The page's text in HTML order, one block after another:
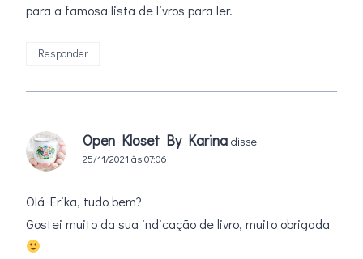
para a famosa lista de livros para ler.
Responder
Open Kloset By Karina disse:
25/11/2021 às 07:06
Olá Erika, tudo bem?
Gostei muito da sua indicação de livro, muito obrigada